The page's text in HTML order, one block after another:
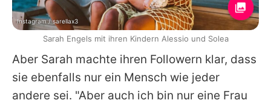
Aber Sarah machte ihren Followern klar, dass
sie ebenfalls nur ein Mensch wie jeder
andere sei. "Aber auch ich bin nur eine Frau
Instagram / sarellax3
Sarah Engels mit ihren Kindern Alessio und Solea